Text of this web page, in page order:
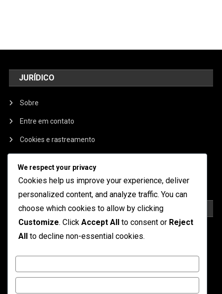
JURÍDICO
Sobre
Entre em contato
Cookies e rastreamento
Termos e condições
CATEGORIAS
Campanhas de Twitch Drops
Processos de Reivindicação de Prémios
We respect your privacy
Cookies help us improve your experience, deliver
personalized content, and analyze traffic. You can
choose which cookies to allow by clicking
Customize. Click Accept All to consent or Reject
All to decline non-essential cookies.